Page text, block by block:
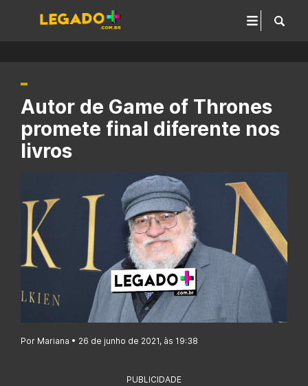
Autor de Game of Thrones
promete final diferente nos
livros
Por Mariana • 26 de junho de 2021, às 19:38
PUBLICIDADE